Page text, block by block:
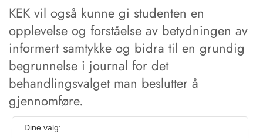
KEK vil også kunne gi studenten en
opplevelse og forståelse av betydningen av
informert samtykke og bidra til en grundig
begrunnelse i journal for det
behandlingsvalget man beslutter å
gjennomføre.
Dine valg: